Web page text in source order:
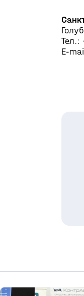
Тел.:
E-